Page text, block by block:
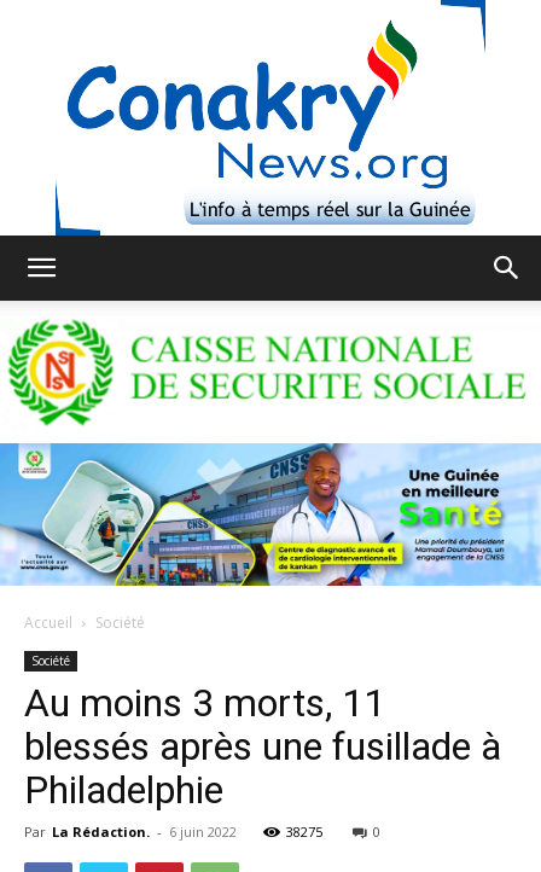
Accueil Société
Société
Au moins 3 morts, 11
blessés après une fusillade à
Philadelphie
Par La Rédaction. - 6 juin 2022 38275 0